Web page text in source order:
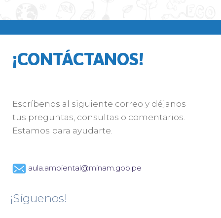
¡CONTÁCTANOS!
Escríbenos al siguiente correo y déjanos
tus preguntas, consultas o comentarios.
Estamos para ayudarte.
aula.ambiental@minam.gob.pe
¡Síguenos!